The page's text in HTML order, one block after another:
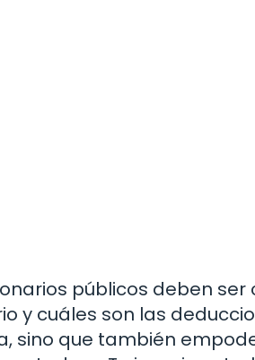
públicos deben
y cuáles son las
sino que también